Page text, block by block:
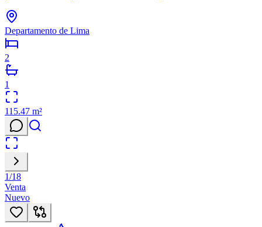
Departamento de Lima
2
1
115.47 m²
1/18
Venta
Nuevo